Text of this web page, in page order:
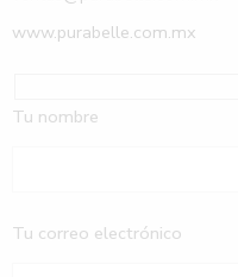
www.purabelle.com.mx
Tu nombre
Tu correo electrónico